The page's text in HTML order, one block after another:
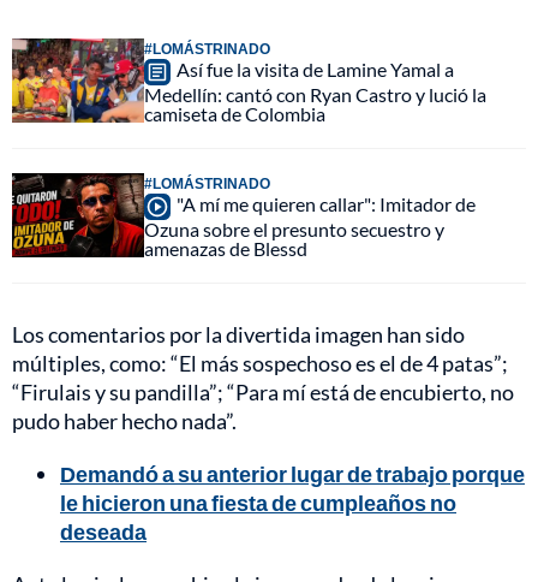
#LOMÁSTRINADO
Así fue la visita de Lamine Yamal a
Medellín: cantó con Ryan Castro y lució la
camiseta de Colombia
#LOMÁSTRINADO
"A mí me quieren callar": Imitador de
Ozuna sobre el presunto secuestro y
amenazas de Blessd
Los comentarios por la divertida imagen han sido
múltiples, como: “El más sospechoso es el de 4 patas”;
“Firulais y su pandilla”; “Para mí está de encubierto, no
pudo haber hecho nada”.
Demandó a su anterior lugar de trabajo porque
le hicieron una fiesta de cumpleaños no
deseada